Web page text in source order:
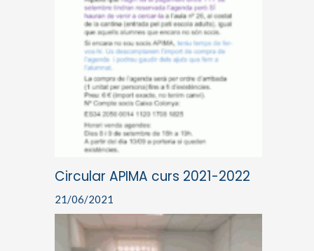
Circular APIMA curs 2021-2022
21/06/2021